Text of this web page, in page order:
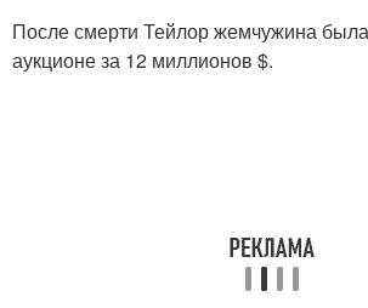
После смерти Тейлор жемчужина
аукционе за 12 миллионов $.